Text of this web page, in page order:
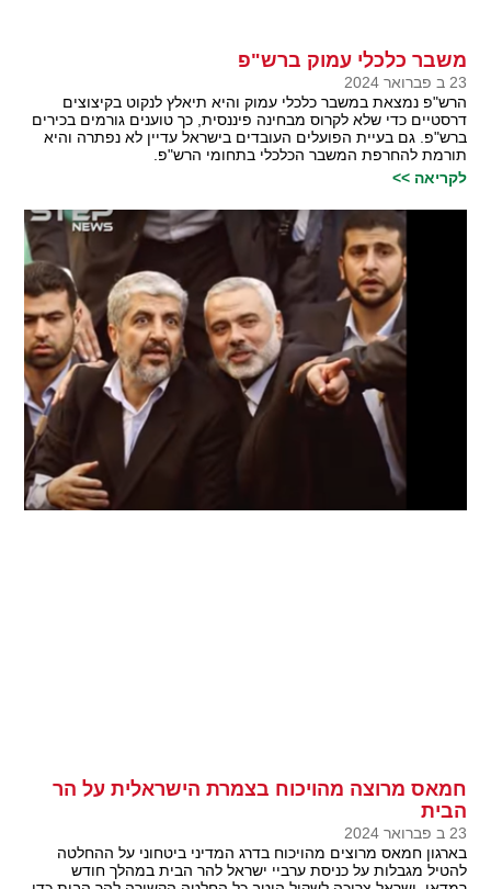
משבר כלכלי עמוק ברש"פ
23 ב פברואר 2024
הרש"פ נמצאת במשבר כלכלי עמוק והיא תיאלץ לנקוט בקיצוצים
דרסטיים כדי שלא לקרוס מבחינה פיננסית, כך טוענים גורמים בכירים
ברש"פ. גם בעיית הפועלים העובדים בישראל עדיין לא נפתרה והיא
תורמת להחרפת המשבר הכלכלי בתחומי הרש"פ.
לקריאה >>
חמאס מרוצה מהויכוח בצמרת הישראלית על הר
הבית
23 ב פברואר 2024
בארגון חמאס מרוצים מהויכוח בדרג המדיני ביטחוני על ההחלטה
להטיל מגבלות על כניסת ערביי ישראל להר הבית במהלך חודש